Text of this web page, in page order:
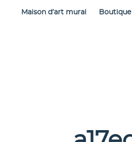
Maison d’art mural Boutique